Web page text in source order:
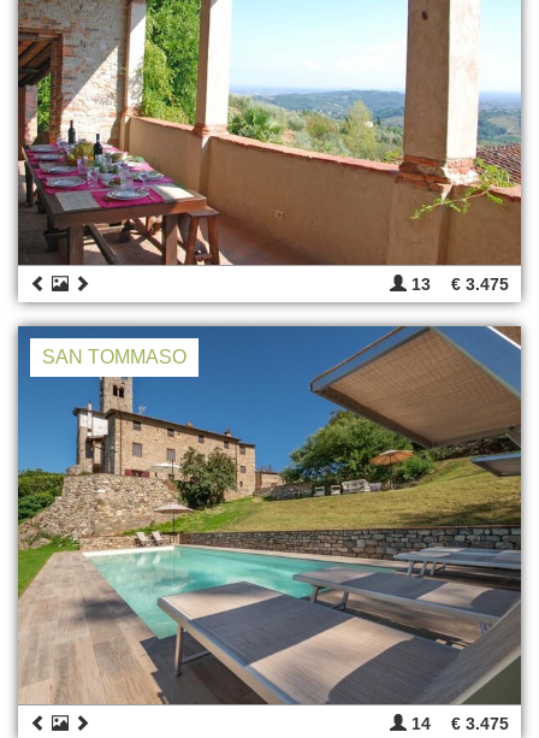
13 € 3.475
SAN TOMMASO
14 € 3.475